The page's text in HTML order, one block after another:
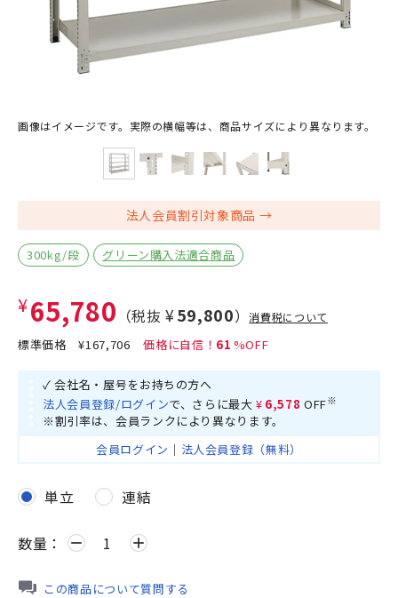
画像はイメージです。実際の横幅等は、商品サイズにより異なります。
法人会員割引対象商品
300kg/段 グリーン購入法適合商品
¥65,780 （税抜 ¥59,800）消費税について
標準価格¥167,706 61
✓ 会社名・屋号をお持ちの方へ
法人会員登録/ログインで、さらに最大 ¥6,578 OFF※
※割引率は、会員ランクにより異なります。
会員ログイン ｜ 法人会員登録（無料）
単立 連結
数量： remove add
この商品について質問する